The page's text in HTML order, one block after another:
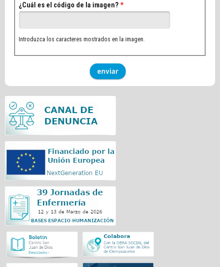
¿Cuál es el código de la imagen?*
Introduzca los caracteres mostrados en la imagen.